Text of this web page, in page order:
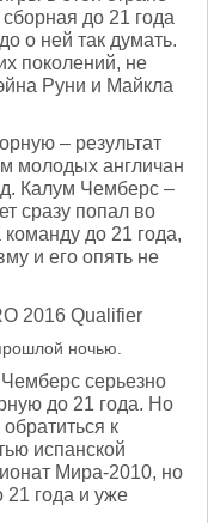
до 21 года
о ней так думать.
поколений, не
Руни и Майкла
– результат
молодых англичан
Калум Чемберс –
сразу попал во
до 21 года,
и его опять не
ночью.
серьезно
до 21 года. Но
к
испанской
Мира-2010, но
года и уже